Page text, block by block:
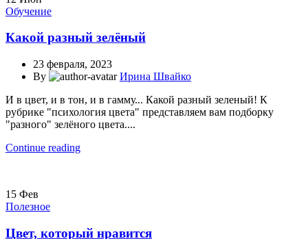
Обучение
Какой разный зелёный
23 февраля, 2023
By
Ирина Швайко
И в цвет, и в тон, и в гамму... Какой разный зеленый! К
рубрике "психология цвета" представляем вам подборку
"разного" зелёного цвета....
Continue reading
15 Фев
Полезное
Цвет, который нравится